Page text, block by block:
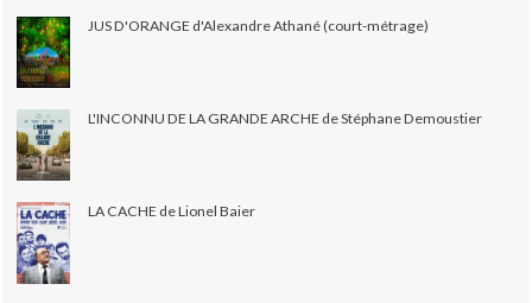
JUS D'ORANGE d'Alexandre Athané (court-métrage)
L'INCONNU DE LA GRANDE ARCHE de Stéphane Demoustier
LA CACHE de Lionel Baier